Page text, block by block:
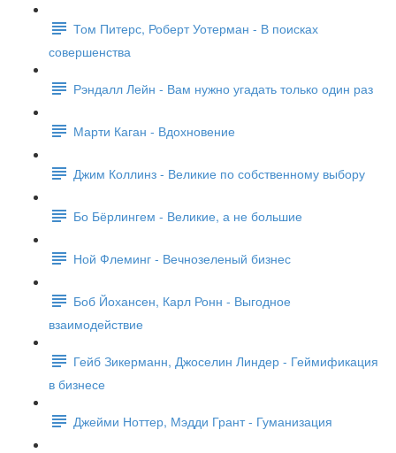
Том Питерс, Роберт Уотерман - В поисках
совершенства
Рэндалл Лейн - Вам нужно угадать только один раз
Марти Каган - Вдохновение
Джим Коллинз - Великие по собственному выбору
Бо Бёрлингем - Великие, а не большие
Ной Флеминг - Вечнозеленый бизнес
Боб Йохансен, Карл Ронн - Выгодное
взаимодействие
Гейб Зикерманн, Джоселин Линдер - Геймификация
в бизнесе
Джейми Ноттер, Мэдди Грант - Гуманизация